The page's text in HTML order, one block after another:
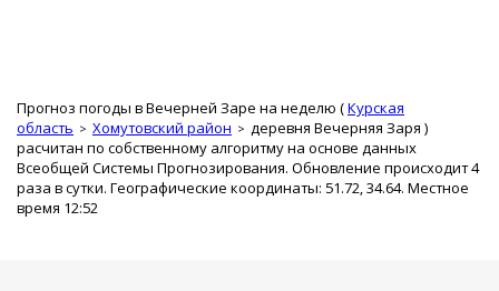
Прогноз погоды в Вечерней Заре на неделю (Курская
область
Хомутовский район деревня Вечерняя Заря )
расчитан по собственному алгоритму на основе данных
Всеобщей Системы Прогнозирования. Обновление происходит 4
раза в сутки. Географические координаты: 51.72, 34.64. Местное
время 12:52